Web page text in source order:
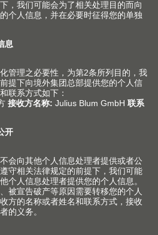
Julius Blum GmbH. 优利思
有。
号
号-1